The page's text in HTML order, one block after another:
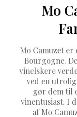
Mo
Mo Camuzet
Bourgogne.
vinelskere
ved en
gør dem til
vinentusiast. I
af Mo